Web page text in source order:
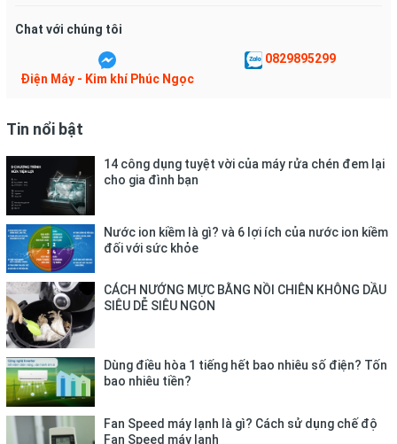
lạnh trong những ngày hè nóng bức chỉ sau 3 phút nhấn nút
Turbo trên remote.
- Ngoài ra, đây còn là mẫu máy lạnh 2 chiều phù hợp cho những
núi,... Nhằm sưởi ấm trong những đợt lạnh, rét cuối năm.
- Vận hành với công suất 1 HP nên máy lạnh sẽ phù hợp với
không gian nhà dưới 15m².
* Hình ảnh chỉ mang tính chất minh họa
Chat với chúng tôi
Điện Máy - Kim khí Phúc Ngọc
0829895299
Tin nổi bật
14 công dụng tuyệt vời của máy rửa chén đem lại
cho gia đình bạn
Nước ion kiềm là gì? và 6 lợi ích của nước ion kiềm
đối với sức khỏe
CÁCH NƯỚNG MỰC BẰNG NỒI CHIÊN KHÔNG DẦU
SIÊU DỄ SIÊU NGON
Dùng điều hòa 1 tiếng hết bao nhiêu số điện? Tốn
bao nhiêu tiền?
Fan Speed máy lạnh là gì? Cách sử dụng chế độ
Fan Speed máy lạnh